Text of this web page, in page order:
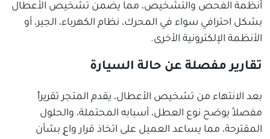
أنظمة الفحص والتشخيص، مما يضمن تشخيص الأعطال
بشكل احترافي سواء في المحرك، نظام الكهرباء، الجير، أو
الأنظمة الإلكترونية الأخرى.
تقارير مفصلة عن حالة السيارة
بعد الانتهاء من تشخيص الأعطال، يقدم المتجر تقريراً
مفصلاً يوضح نوع العطل، أسبابه المحتملة، والحلول
المقترحة، مما يساعد العميل على اتخاذ قرار واعٍ بشأن